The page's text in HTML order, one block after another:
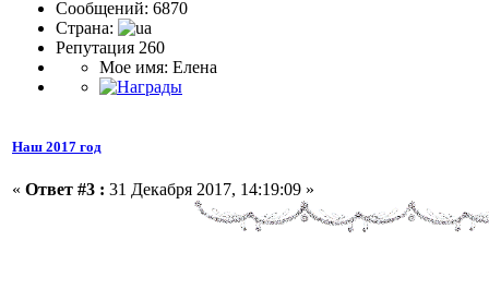
Сообщений: 6870
Страна:
Репутация 260
Мое имя: Елена
Наш 2017 год
« Ответ #3 : 31 Декабря 2017, 14:19:09 »